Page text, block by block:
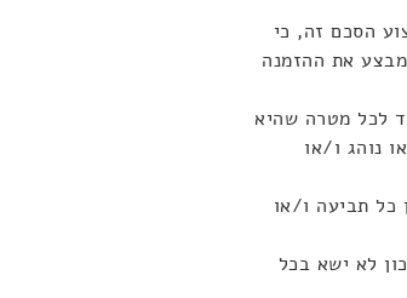
הסכם זה, כי
את ההזמנה
לכל מטרה שהיא
נוהג ו/או
כל תביעה ו/או
9 משרד הבינוי והשיכון לא ישא בכל